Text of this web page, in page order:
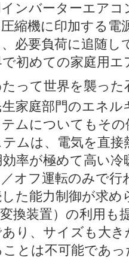
ンバーターエアコ
縮機に印加する電
必要負荷に追随し
初めての家庭用
って世界を襲った
家庭部門のエネル
ムについてもそ
ムは、電気を直
率が極めて高い
オフ運転のみで
た能力制御が求
換装置）の利用も
り、サイズも大
とは不可能であ